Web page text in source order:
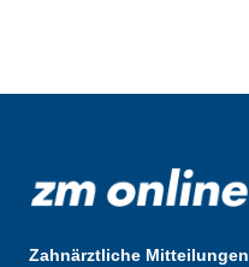
Zahnärztliche Mitteilungen